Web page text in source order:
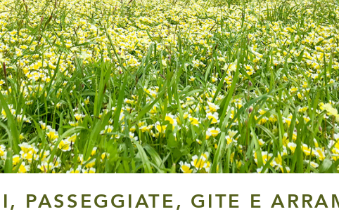
PASSEGGIATE, GITE E